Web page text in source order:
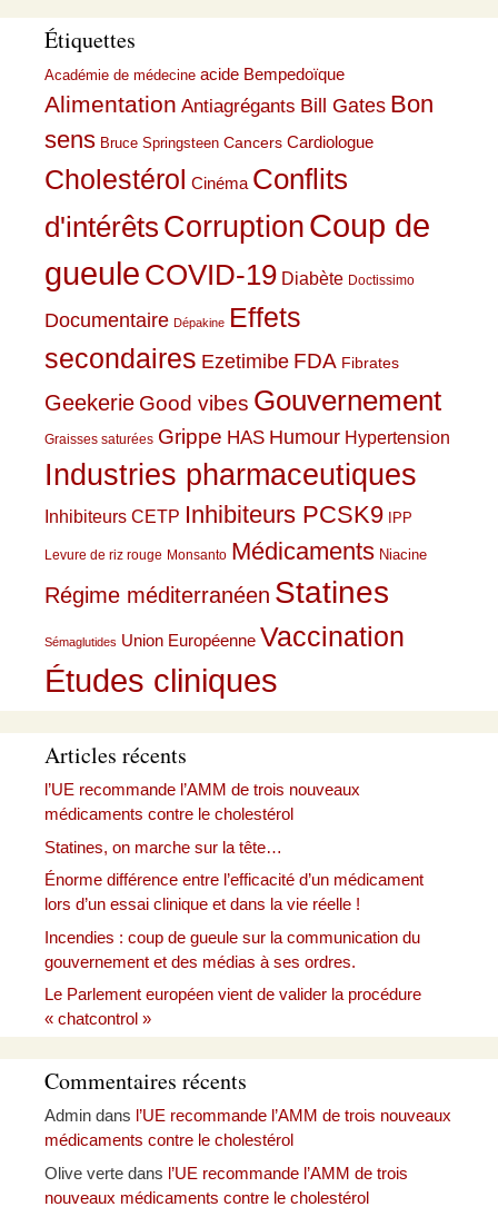
Étiquettes
Académie de médecine acide Bempedoïque
Alimentation Antiagrégants Bill Gates Bon
sens Bruce Springsteen Cancers Cardiologue
Cholestérol Cinéma Conflits
d'intérêts CorruptionCoup de
gueule COVID-19 Diabète Doctissimo
Documentaire Dépakine Effets
secondaires Ezetimibe FDA Fibrates
Geekerie Good vibes Gouvernement
Graisses saturées Grippe HAS Humour Hypertension
Industries pharmaceutiques
Inhibiteurs CETP Inhibiteurs PCSK9 IPP
Levure de riz rouge Monsanto Médicaments Niacine
Régime méditerranéen Statines
Sémaglutides Union Européenne Vaccination
Études cliniques
Articles récents
l’UE recommande l’AMM de trois nouveaux
médicaments contre le cholestérol
Statines, on marche sur la tête…
Énorme différence entre l’efficacité d’un médicament
lors d’un essai clinique et dans la vie réelle !
Incendies : coup de gueule sur la communication du
gouvernement et des médias à ses ordres.
Le Parlement européen vient de valider la procédure
« chatcontrol »
Commentaires récents
Admin dans l’UE recommande l’AMM de trois nouveaux
médicaments contre le cholestérol
Olive verte dans l’UE recommande l’AMM de trois
nouveaux médicaments contre le cholestérol